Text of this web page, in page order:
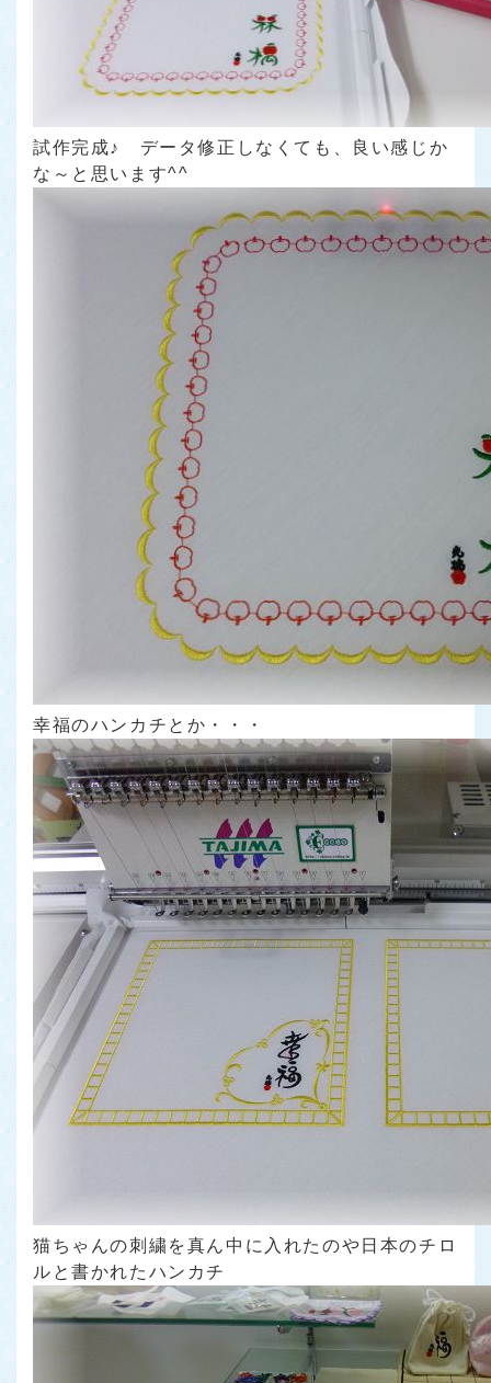
試作完成♪ データ修正しなくても、良い感じか
な～と思います^^
幸福のハンカチとか・・・
猫ちゃんの刺繍を真ん中に入れたのや日本のチロ
ルと書かれたハンカチ